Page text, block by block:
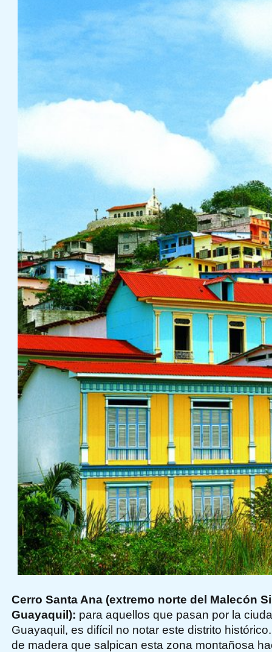
Cerro Santa Ana (extremo norte del Malecón
Guayaquil): para aquellos que pasan por la
Guayaquil, es difícil no notar este distrito
de madera que salpican esta zona montañosa